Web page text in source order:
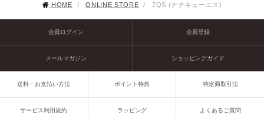
HOME / ONLINE STORE / 7QS (ナナキューエス)
会員ログイン 会員登録
メールマガジン ショッピングガイド
送料・お支払い方法 ポイント特典 特定商取引法
サービス利用規約 ラッピング よくあるご質問